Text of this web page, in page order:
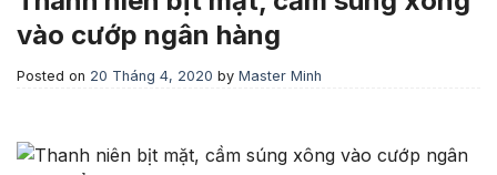
vào cướp ngân hàng
Posted on 20 Tháng 4, 2020 by Master Minh